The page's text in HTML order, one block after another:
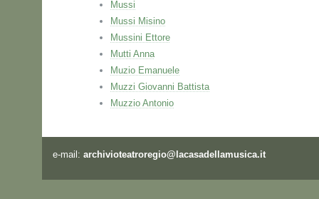
Mussi
Mussi Misino
Mussini Ettore
Mutti Anna
Muzio Emanuele
Muzzi Giovanni Battista
Muzzio Antonio
e-mail: archivioteatroregio@lacasadellamusica.it